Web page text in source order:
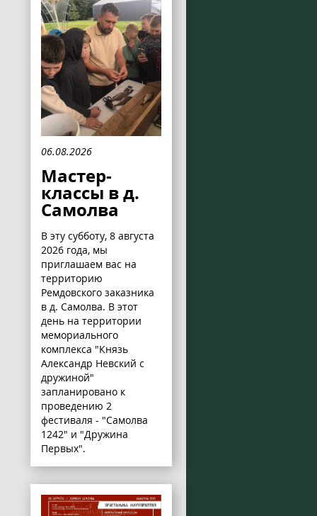
06.08.2026
Мастер-
классы в д.
Самолва
В эту субботу, 8 августа
2026 года, мы
приглашаем вас на
территорию
Ремдовского заказника
в д. Самолва. В этот
день на территории
мемориального
комплекса "Князь
Александр Невский с
дружиной"
запланировано к
проведению 2
фестиваля - "Самолва
1242" и "Дружина
Первых".